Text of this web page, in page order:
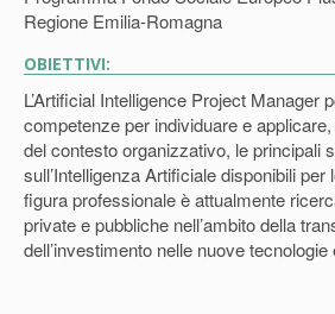
Regione Emilia-Romagna
OBIETTIVI:
L’Artificial Intelligence Project Manager
competenze per individuare e applicare,
del contesto organizzativo, le principali
sull’Intelligenza Artificiale disponibili
figura professionale è attualmente
private e pubbliche nell’ambito della
dell’investimento nelle nuove tecnologie